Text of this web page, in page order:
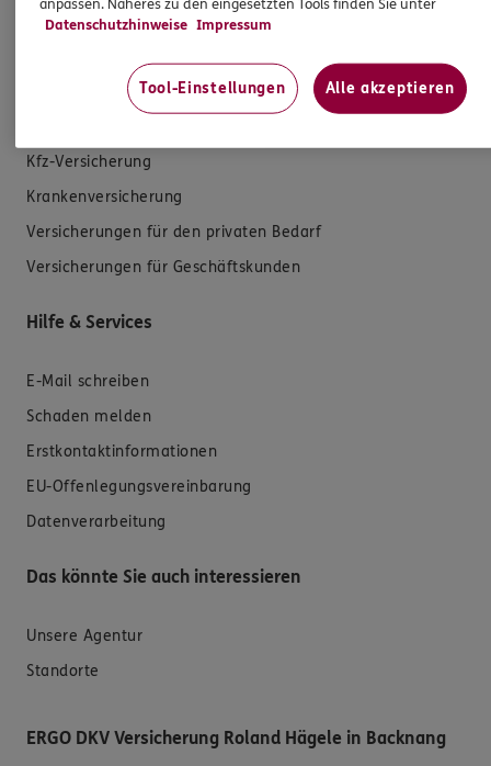
Kfz-Versicherung
Krankenversicherung
Versicherungen für den privaten Bedarf
Versicherungen für Geschäftskunden
Hilfe & Services
E-Mail schreiben
Schaden melden
Erstkontaktinformationen
EU-Offenlegungsvereinbarung
Datenverarbeitung
Das könnte Sie auch interessieren
Unsere Agentur
Standorte
ERGO DKV Versicherung Roland Hägele in Backnang
anpassen. Näheres zu den eingesetzten Tools finden Sie unter
Datenschutzhinweise Impressum
Tool-Einstellungen Alle akzeptieren